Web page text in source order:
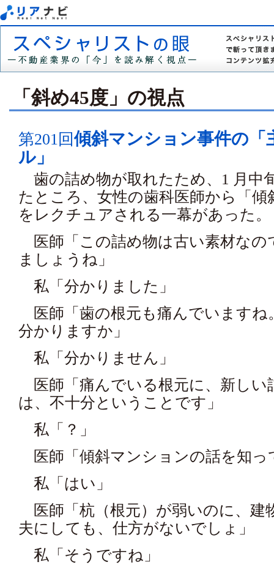
「斜め45度」の視点
第201回傾斜マンション事件の「
ル」
歯の詰め物が取れたため、1 月中
たところ、女性の歯科医師から「
をレクチュアされる一幕があった。
医師「この詰め物は古い素材なの
ましょうね」
私「分かりました」
医師「歯の根元も痛んでいますね
分かりますか」
私「分かりません」
医師「痛んでいる根元に、新しい
は、不十分ということです」
私「？」
医師「傾斜マンションの話を知っ
私「はい」
医師「杭（根元）が弱いのに、建
夫にしても、仕方がないでしょ」
私「そうですね」